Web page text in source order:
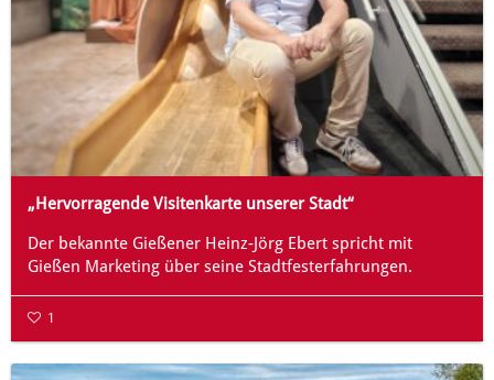
„Hervorragende Visitenkarte unserer Stadt“
Der bekannte Gießener Heinz-Jörg Ebert spricht mit
Gießen Marketing über seine Stadtfesterfahrungen.
1